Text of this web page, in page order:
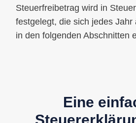
Steuerfreibetrag wird in
festgelegt, die sich jedes Jahr
in den folgenden Abschnitten
Eine